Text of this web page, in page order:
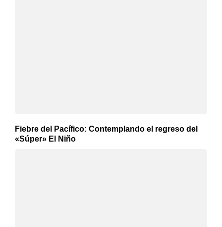
Fiebre del Pacífico: Contemplando el regreso del
«Súper» El Niño